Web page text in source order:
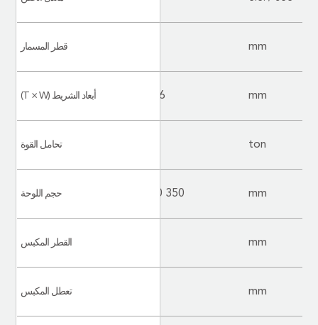
mm
mm
6 x 30
ton
mm
350 x 380
480 x 500
mm
mm
560
قطر المسمار
أبعاد الشريط (T × W)
تحامل القوة
حجم اللوحة
القطر المكبس
تعطل المكبس